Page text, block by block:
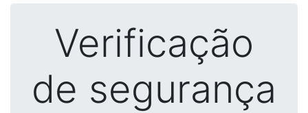
Verificação
de segurança